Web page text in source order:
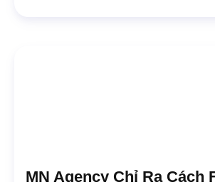
MN Agency Chỉ Ra Cách